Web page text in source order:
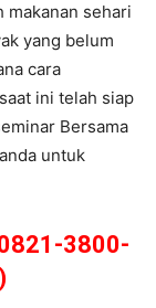
makanan sehari
yang belum
cara
ini telah siap
Bersama
untuk
3800-